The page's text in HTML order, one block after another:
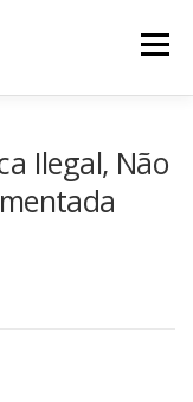
Menu
Ilegal, Não